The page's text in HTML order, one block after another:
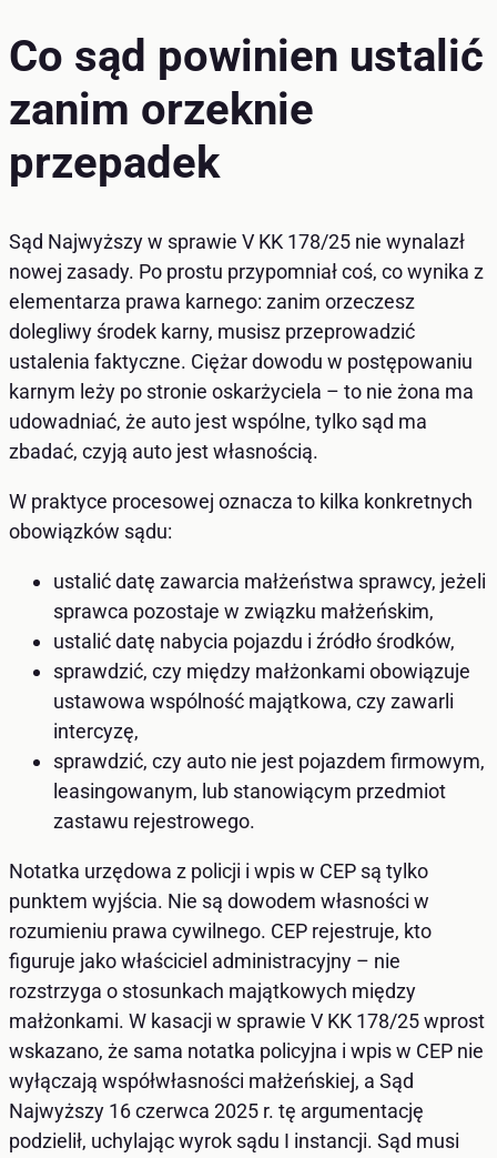
Co sąd powinien ustalić
zanim orzeknie
przepadek
Sąd Najwyższy w sprawie V KK 178/25 nie wynalazł
nowej zasady. Po prostu przypomniał coś, co wynika z
elementarza prawa karnego: zanim orzeczesz
dolegliwy środek karny, musisz przeprowadzić
ustalenia faktyczne. Ciężar dowodu w postępowaniu
karnym leży po stronie oskarżyciela – to nie żona ma
udowadniać, że auto jest wspólne, tylko sąd ma
zbadać, czyją auto jest własnością.
W praktyce procesowej oznacza to kilka konkretnych
obowiązków sądu:
ustalić datę zawarcia małżeństwa sprawcy, jeżeli
sprawca pozostaje w związku małżeńskim,
ustalić datę nabycia pojazdu i źródło środków,
sprawdzić, czy między małżonkami obowiązuje
ustawowa wspólność majątkowa, czy zawarli
intercyzę,
sprawdzić, czy auto nie jest pojazdem firmowym,
leasingowanym, lub stanowiącym przedmiot
zastawu rejestrowego.
Notatka urzędowa z policji i wpis w CEP są tylko
punktem wyjścia. Nie są dowodem własności w
rozumieniu prawa cywilnego. CEP rejestruje, kto
figuruje jako właściciel administracyjny – nie
rozstrzyga o stosunkach majątkowych między
małżonkami. W kasacji w sprawie V KK 178/25 wprost
wskazano, że sama notatka policyjna i wpis w CEP nie
wyłączają współwłasności małżeńskiej, a Sąd
Najwyższy 16 czerwca 2025 r. tę argumentację
podzielił, uchylając wyrok sądu I instancji. Sąd musi